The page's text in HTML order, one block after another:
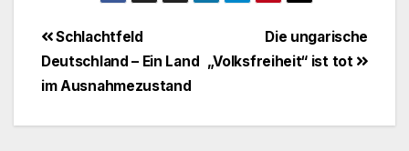
BeitragsnavigationDie ungarische
„Volksfreiheit“ ist tot
Schlachtfeld
Deutschland – Ein Land
im Ausnahmezustand